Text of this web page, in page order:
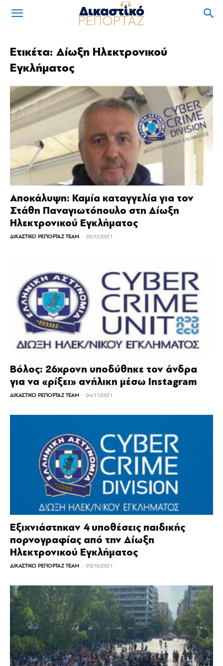
Ετικέτα: Δίωξη Ηλεκτρονικού
Εγκλήματος
Αποκάλυψη: Καμία καταγγελία για τον
Στάθη Παναγιωτόπουλο στη Δίωξη
Ηλεκτρονικού Εγκλήματος
ΔΙΚΑΣΤΙΚΟ ΡΕΠΟΡΤΑΖ TEAM - 20/12/2021
Βόλος: 26χρονη υποδύθηκε τον άνδρα
για να «ρίξει» ανήλικη μέσω Instagram
ΔΙΚΑΣΤΙΚΟ ΡΕΠΟΡΤΑΖ TEAM - 04/11/2021
Εξιχνιάστηκαν 4 υποθέσεις παιδικής
πορνογραφίας από την Δίωξη
Ηλεκτρονικού Εγκλήματος
ΔΙΚΑΣΤΙΚΟ ΡΕΠΟΡΤΑΖ TEAM - 05/10/2021